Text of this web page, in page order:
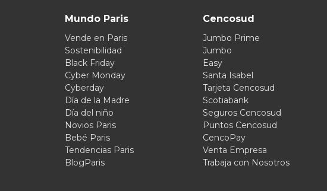
Mundo Paris
Vende en Paris
Sostenibilidad
Black Friday
Cyber Monday
Cyberday
Día de la Madre
Día del niño
Novios Paris
Bebé Paris
Tendencias Paris
BlogParis
Cencosud
Jumbo Prime
Jumbo
Easy
Santa Isabel
Tarjeta Cencosud
Scotiabank
Seguros Cencosud
Puntos Cencosud
CencoPay
Venta Empresa
Trabaja con Nosotros